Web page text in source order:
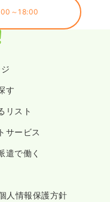
～18:00
す
リスト
サービス
遣で働く
人情報保護方針